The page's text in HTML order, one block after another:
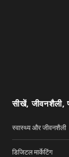
सीखें, जीवनशैली,
स्वास्थ्य और जीवनशैली
डिजिटल मार्केटिंग